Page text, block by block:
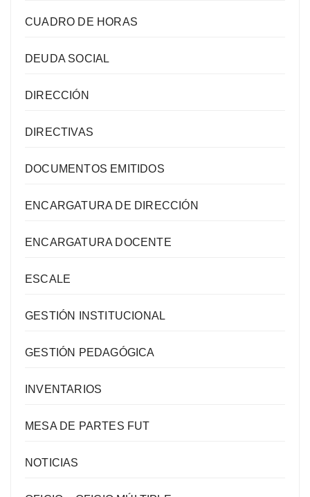
CUADRO DE HORAS
DEUDA SOCIAL
DIRECCIÓN
DIRECTIVAS
DOCUMENTOS EMITIDOS
ENCARGATURA DE DIRECCIÓN
ENCARGATURA DOCENTE
ESCALE
GESTIÓN INSTITUCIONAL
GESTIÓN PEDAGÓGICA
INVENTARIOS
MESA DE PARTES FUT
NOTICIAS